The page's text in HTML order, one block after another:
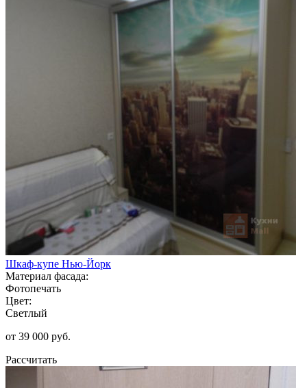
Шкаф-купе Нью-Йорк
Материал фасада:
Фотопечать
Цвет:
Светлый
от 39 000 руб.
Рассчитать